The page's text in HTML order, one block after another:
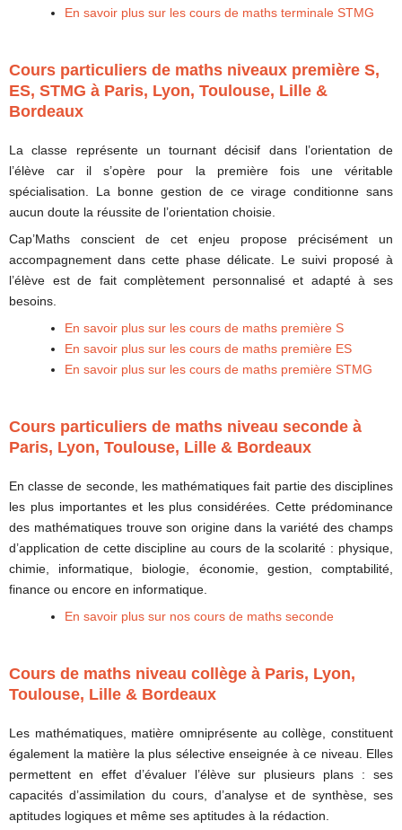
En savoir plus sur les cours de maths terminale STMG
Cours particuliers de maths niveaux première S,
ES, STMG à Paris, Lyon, Toulouse, Lille &
Bordeaux
La classe représente un tournant décisif dans l’orientation de
l’élève car il s’opère pour la première fois une véritable
spécialisation. La bonne gestion de ce virage conditionne sans
aucun doute la réussite de l’orientation choisie.
Cap’Maths conscient de cet enjeu propose précisément un
accompagnement dans cette phase délicate. Le suivi proposé à
l’élève est de fait complètement personnalisé et adapté à ses
besoins.
En savoir plus sur les cours de maths première S
En savoir plus sur les cours de maths première ES
En savoir plus sur les cours de maths première STMG
Cours particuliers de maths niveau seconde à
Paris, Lyon, Toulouse, Lille & Bordeaux
En classe de seconde, les mathématiques fait partie des disciplines
les plus importantes et les plus considérées. Cette prédominance
des mathématiques trouve son origine dans la variété des champs
d’application de cette discipline au cours de la scolarité : physique,
chimie, informatique, biologie, économie, gestion, comptabilité,
finance ou encore en informatique.
En savoir plus sur nos cours de maths seconde
Cours de maths niveau collège à Paris, Lyon,
Toulouse, Lille & Bordeaux
Les mathématiques, matière omniprésente au collège, constituent
également la matière la plus sélective enseignée à ce niveau. Elles
permettent en effet d’évaluer l’élève sur plusieurs plans : ses
capacités d’assimilation du cours, d’analyse et de synthèse, ses
aptitudes logiques et même ses aptitudes à la rédaction.